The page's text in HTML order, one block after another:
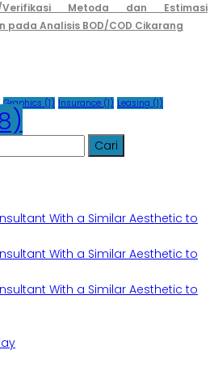
Verifikasi Metoda dan Estimasi
Analisis BOD/COD Cikarang
Graphics (1) Insurance (1) Leasing (1)
With a Similar Aesthetic to
With a Similar Aesthetic to
With a Similar Aesthetic to